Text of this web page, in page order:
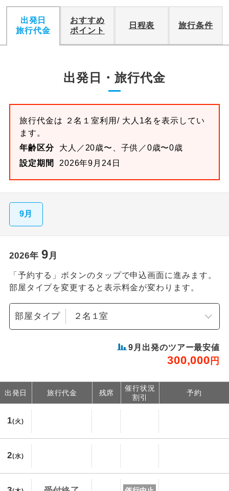
出発日
旅行代金
おすすめ
ポイント
日程表 旅行条件
出発日・旅行代金
旅行代金は ２名１室利用/ 大人1名を表示してい
ます。
年齢区分
大人／20歳〜、子供／0歳〜0歳
設定期間
2026年9月24日
9月
2026年 9月
「予約する」ボタンのタップで申込画面に進みます。
部屋タイプを変更すると表示料金が変わります。
部屋タイプ
9 月出発のツアー最安値
300,000 円
出発日 旅行代金 残席
催行状況
割引
予約
1(火)
2(水)